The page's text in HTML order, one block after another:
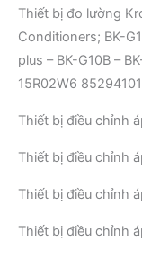
Thiết bị đo lường
Conditioners; BK-
plus – BK-G10B –
15R02W6
Thiết bị điều chỉnh
Thiết bị điều chỉnh
Thiết bị điều chỉnh
Thiết bị điều chỉnh